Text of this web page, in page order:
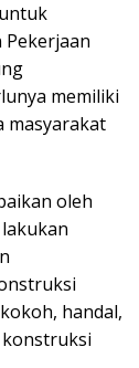
memiliki
masyarakat
oleh
handal,